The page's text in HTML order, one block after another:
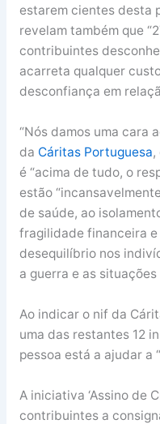
estarem cientes desta
revelam também que
contribuintes
acarreta qualquer
desconfiança em
“Nós damos uma cara
da Cáritas Portuguesa,
é “acima de tudo, o
estão
de saúde, ao
fragilidade financeira e
desequilíbrio nos
a guerra e as
Ao indicar o nif da
uma das restantes 12
pessoa está a ajudar a
A iniciativa ‘Assino de
contribuintes a